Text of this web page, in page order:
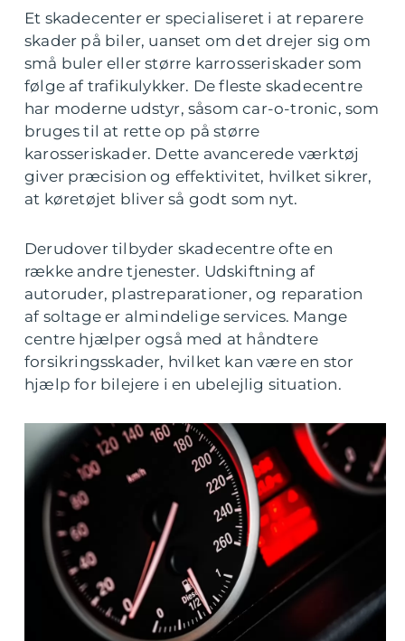
Et skadecenter er specialiseret i at reparere
skader på biler, uanset om det drejer sig om
små buler eller større karrosseriskader som
følge af trafikulykker. De fleste skadecentre
har moderne udstyr, såsom car-o-tronic, som
bruges til at rette op på større
karosseriskader. Dette avancerede værktøj
giver præcision og effektivitet, hvilket sikrer,
at køretøjet bliver så godt som nyt.
Derudover tilbyder skadecentre ofte en
række andre tjenester. Udskiftning af
autoruder, plastreparationer, og reparation
af soltage er almindelige services. Mange
centre hjælper også med at håndtere
forsikringsskader, hvilket kan være en stor
hjælp for bilejere i en ubelejlig situation.